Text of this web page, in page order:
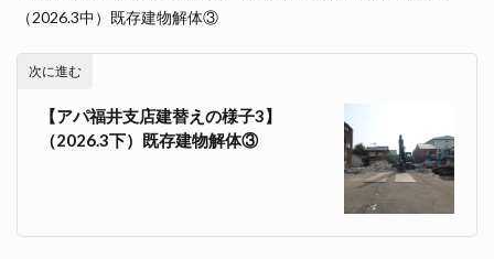
（2026.3中）既存建物解体③
次に進む
【アパ福井支店建替えの様子3】
（2026.3下）既存建物解体③